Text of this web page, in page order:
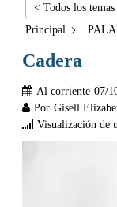
< Todos los temas
Principal
Cadera
Al corriente 07/
Por Gisell
Visualización de